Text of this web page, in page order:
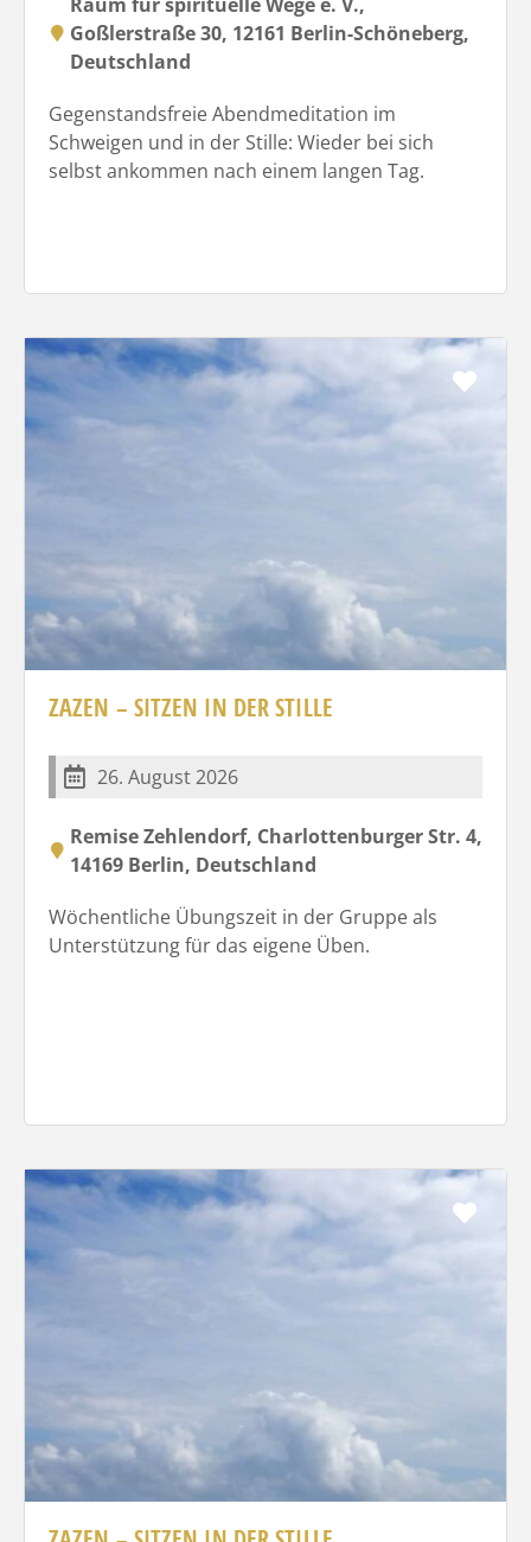
Goßlerstraße 30, 12161 Berlin-Schöneberg,
Deutschland
Gegenstandsfreie Abendmeditation im
Schweigen und in der Stille: Wieder bei sich
selbst ankommen nach einem langen Tag.
ZAZEN – SITZEN IN DER STILLE
26. August 2026
Remise Zehlendorf, Charlottenburger Str. 4,
14169 Berlin, Deutschland
Wöchentliche Übungszeit in der Gruppe als
Unterstützung für das eigene Üben.